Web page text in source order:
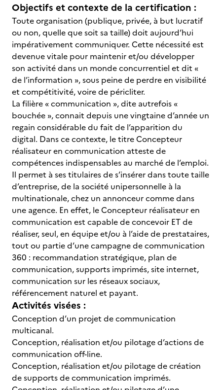
Objectifs et contexte de la certification :
Toute organisation (publique, privée, à but lucratif
ou non, quelle que soit sa taille) doit aujourd’hui
impérativement communiquer. Cette nécessité est
devenue vitale pour maintenir et/ou développer
son activité dans un monde concurrentiel et dit «
de l’information », sous peine de perdre en visibilité
et compétitivité, voire de péricliter.
La filière « communication », dite autrefois «
bouchée », connait depuis une vingtaine d’année un
regain considérable du fait de l’apparition du
digital. Dans ce contexte, le titre Concepteur
réalisateur en communication atteste de
compétences indispensables au marché de l’emploi.
Il permet à ses titulaires de s’insérer dans toute taille
d’entreprise, de la société unipersonnelle à la
multinationale, chez un annonceur comme dans
une agence. En effet, le Concepteur réalisateur en
communication est capable de concevoir ET de
réaliser, seul, en équipe et/ou à l’aide de prestataires,
tout ou partie d’une campagne de communication
360 : recommandation stratégique, plan de
communication, supports imprimés, site internet,
communication sur les réseaux sociaux,
référencement naturel et payant.
Activités visées :
Conception d’un projet de communication
multicanal.
Conception, réalisation et/ou pilotage d’actions de
communication off-line.
Conception, réalisation et/ou pilotage de création
de supports de communication imprimés.